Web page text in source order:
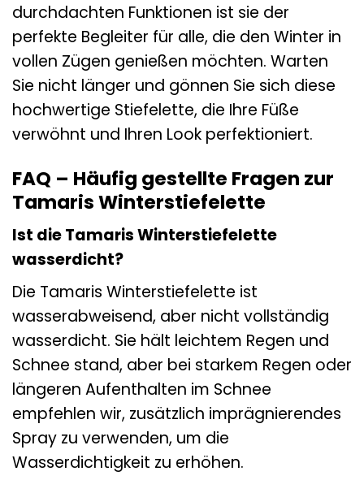
durchdachten Funktionen ist sie der
perfekte Begleiter für alle, die den Winter in
vollen Zügen genießen möchten. Warten
Sie nicht länger und gönnen Sie sich diese
hochwertige Stiefelette, die Ihre Füße
verwöhnt und Ihren Look perfektioniert.
FAQ – Häufig gestellte Fragen zur
Tamaris Winterstiefelette
Ist die Tamaris Winterstiefelette
wasserdicht?
Die Tamaris Winterstiefelette ist
wasserabweisend, aber nicht vollständig
wasserdicht. Sie hält leichtem Regen und
Schnee stand, aber bei starkem Regen oder
längeren Aufenthalten im Schnee
empfehlen wir, zusätzlich imprägnierendes
Spray zu verwenden, um die
Wasserdichtigkeit zu erhöhen.